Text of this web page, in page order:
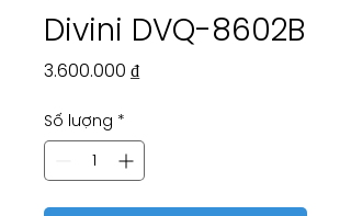
Divini DVQ-8602B
3.600.000 ₫Giá
Số lượng *